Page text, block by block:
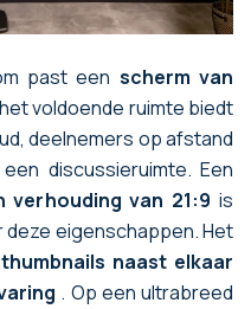
past een scherm van
voldoende ruimte biedt
deelnemers op afstand
discussieruimte. Een
verhouding van 21:9 is
eigenschappen. Het
naast elkaar
. Op een ultrabreed